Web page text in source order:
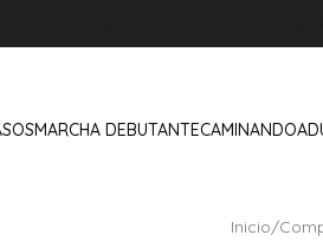
MARCHA DEBUTANTECAMINANDO
Inicio/